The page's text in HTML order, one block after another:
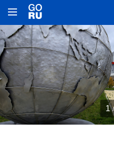
1